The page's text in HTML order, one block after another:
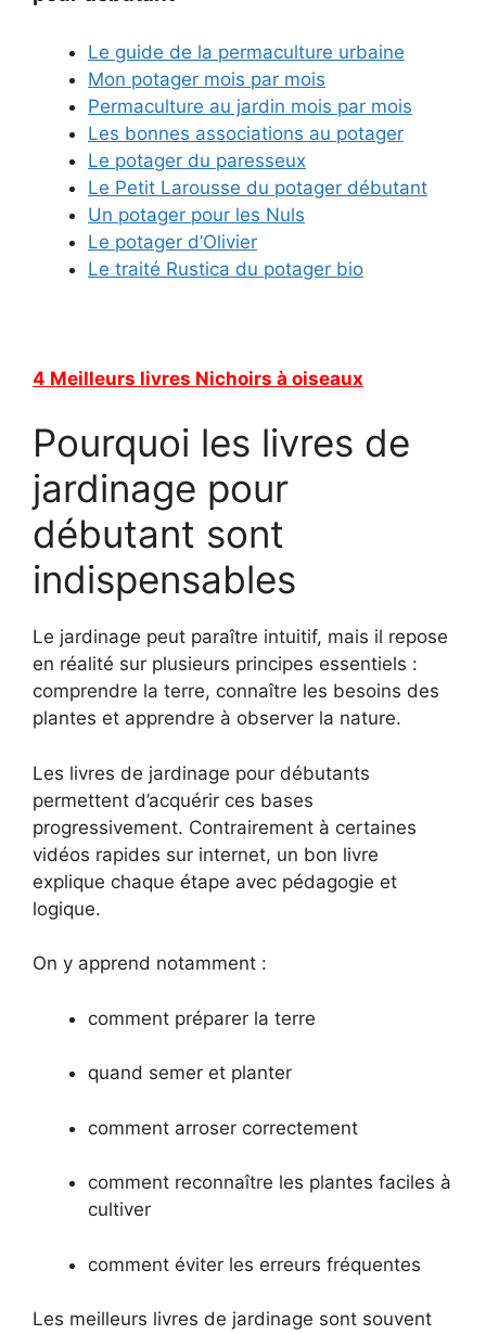
Le guide de la permaculture urbaine
Mon potager mois par mois
Permaculture au jardin mois par mois
Les bonnes associations au potager
Le potager du paresseux
Le Petit Larousse du potager débutant
Un potager pour les Nuls
Le potager d’Olivier
Le traité Rustica du potager bio
4 Meilleurs livres Nichoirs à oiseaux
Pourquoi les livres de
jardinage pour
débutant sont
indispensables
Le jardinage peut paraître intuitif, mais il repose
en réalité sur plusieurs principes essentiels :
comprendre la terre, connaître les besoins des
plantes et apprendre à observer la nature.
Les livres de jardinage pour débutants
permettent d’acquérir ces bases
progressivement. Contrairement à certaines
vidéos rapides sur internet, un bon livre
explique chaque étape avec pédagogie et
logique.
On y apprend notamment :
comment préparer la terre
quand semer et planter
comment arroser correctement
comment reconnaître les plantes faciles à
cultiver
comment éviter les erreurs fréquentes
Les meilleurs livres de jardinage sont souvent